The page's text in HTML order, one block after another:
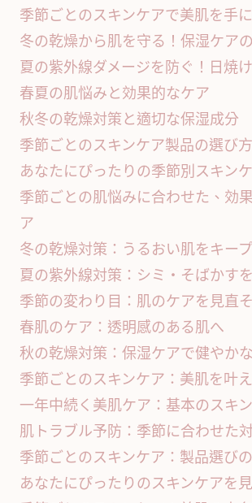
季節ごとのスキンケアで美肌を手
冬の乾燥から肌を守る！保湿ケア
夏の紫外線ダメージを防ぐ！日焼
春夏の肌悩みと効果的なケア
秋冬の乾燥対策と適切な保湿成分
季節ごとのスキンケア製品の選び方
あなたにぴったりの季節別スキン
季節ごとの肌悩みに合わせた、効
ア
冬の乾燥対策：うるおい肌をキープ
夏の紫外線対策：シミ・そばかす
季節の変わり目：肌のケアを見直
春肌のケア：透明感のある肌へ
秋の乾燥対策：保湿ケアで健やか
季節ごとのスキンケア：美肌を叶
一年中続く美肌ケア：基本のスキ
肌トラブル予防：季節に合わせた
季節ごとのスキンケア：製品選び
あなたにぴったりのスキンケアを